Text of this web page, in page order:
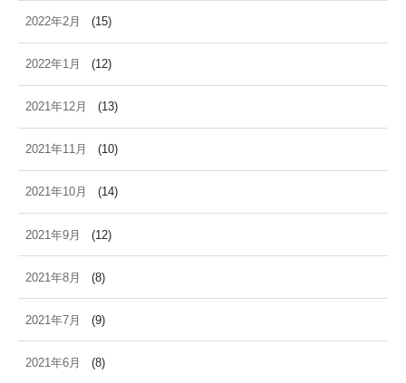
2022年2月 (15)
2022年1月 (12)
2021年12月 (13)
2021年11月 (10)
2021年10月 (14)
2021年9月 (12)
2021年8月 (8)
2021年7月 (9)
2021年6月 (8)